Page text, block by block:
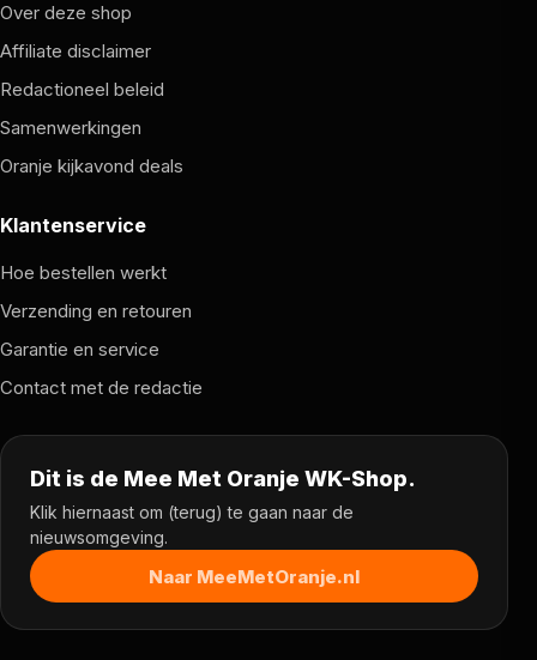
Over deze shop
Affiliate disclaimer
Redactioneel beleid
Samenwerkingen
Oranje kijkavond deals
Klantenservice
Hoe bestellen werkt
Verzending en retouren
Garantie en service
Contact met de redactie
Dit is de Mee Met Oranje WK-Shop.
Klik hiernaast om (terug) te gaan naar de
nieuwsomgeving.
Naar MeeMetOranje.nl